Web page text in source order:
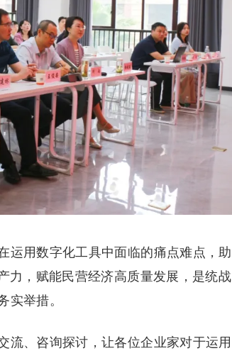
运用数字化工具中面临的痛点难点，助
力，赋能民营经济高质量发展，是统战
实举措。
流、咨询探讨，让各位企业家对于运用